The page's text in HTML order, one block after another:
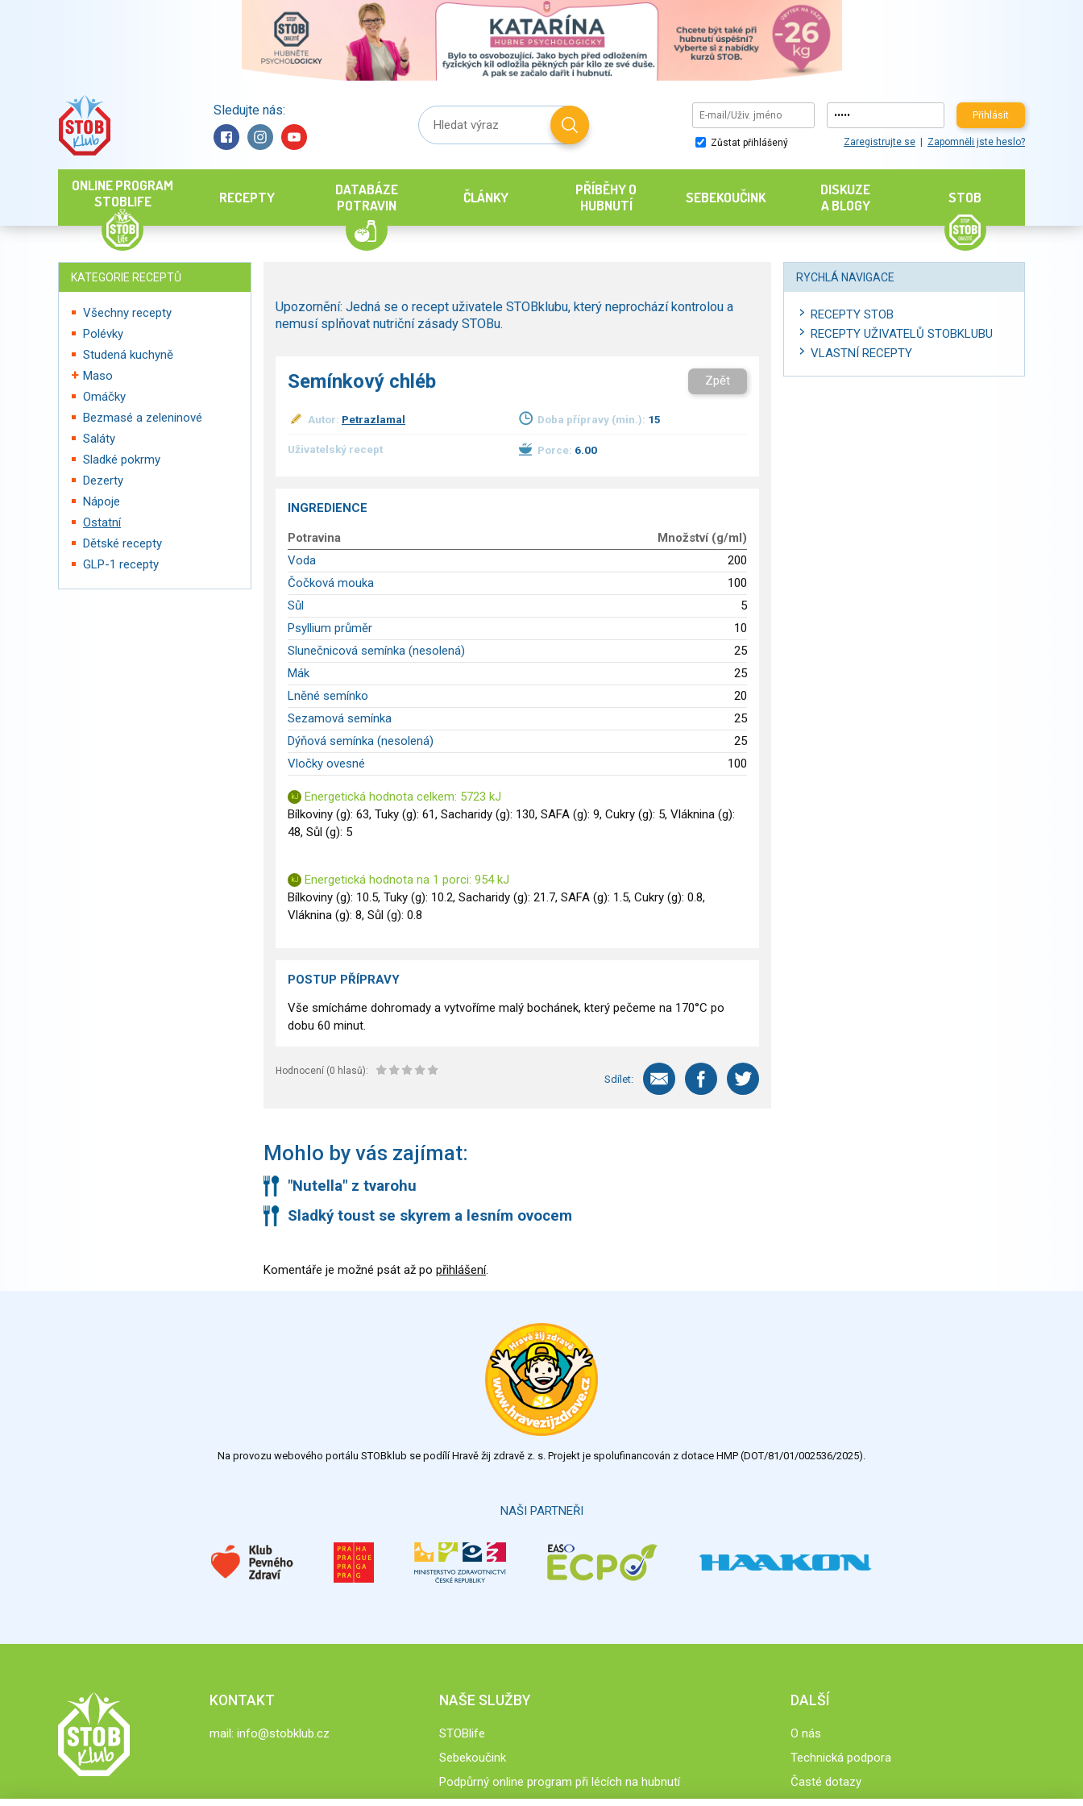
Sledujte nás: Přihlásit
Zůstat přihlášený Zaregistrujte se Zapomněli jste heslo?
ONLINE PROGRAM
STOBLIFE
RECEPTY
DATABÁZE
POTRAVIN
ČLÁNKY
PŘÍBĚHY O
HUBNUTÍ
SEBEKOUČINK
DISKUZE
A BLOGY
STOB
KATEGORIE RECEPTŮ
Všechny recepty
Polévky
Studená kuchyně
Maso
Omáčky
Bezmasé a zeleninové
Saláty
Sladké pokrmy
Dezerty
Nápoje
Ostatní
Dětské recepty
GLP-1 recepty
Upozornění: Jedná se o recept uživatele STOBklubu, který neprochází kontrolou a
nemusí splňovat nutriční zásady STOBu.
Semínkový chléb Zpět
Autor: Petrazlamal Doba přípravy (min.): 15
Uživatelský recept Porce: 6.00
INGREDIENCE
Potravina
Množství (g/ml)
Voda
200
Čočková mouka
100
Sůl
5
Psyllium průměr
10
Slunečnicová semínka (nesolená)
25
Mák
25
Lněné semínko
20
Sezamová semínka
25
Dýňová semínka (nesolená)
25
Vločky ovesné
100
Energetická hodnota celkem: 5723 kJ
Bílkoviny (g): 63, Tuky (g): 61, Sacharidy (g): 130, SAFA (g): 9, Cukry (g): 5, Vláknina (g):
48, Sůl (g): 5
Energetická hodnota na 1 porci: 954 kJ
Bílkoviny (g): 10.5, Tuky (g): 10.2, Sacharidy (g): 21.7, SAFA (g): 1.5, Cukry (g): 0.8,
Vláknina (g): 8, Sůl (g): 0.8
POSTUP PŘÍPRAVY
Vše smícháme dohromady a vytvoříme malý bochánek, který pečeme na 170°C po
dobu 60 minut.
Hodnocení (0 hlasů):
Sdílet:
Mohlo by vás zajímat:
"Nutella" z tvarohu
Sladký toust se skyrem a lesním ovocem
Komentáře je možné psát až po přihlášení.
RYCHLÁ NAVIGACE
RECEPTY STOB
RECEPTY UŽIVATELŮ STOBKLUBU
VLASTNÍ RECEPTY
Na provozu webového portálu STOBklub se podílí Hravě žij zdravě z. s. Projekt je spolufinancován z dotace HMP (DOT/81/01/002536/2025).
NAŠI PARTNEŘI
KONTAKT
mail: info@stobklub.cz
NAŠE SLUŽBY
STOBlife
Sebekoučink
Podpůrný online program při lécích na hubnutí
DALŠÍ
O nás
Technická podpora
Časté dotazy